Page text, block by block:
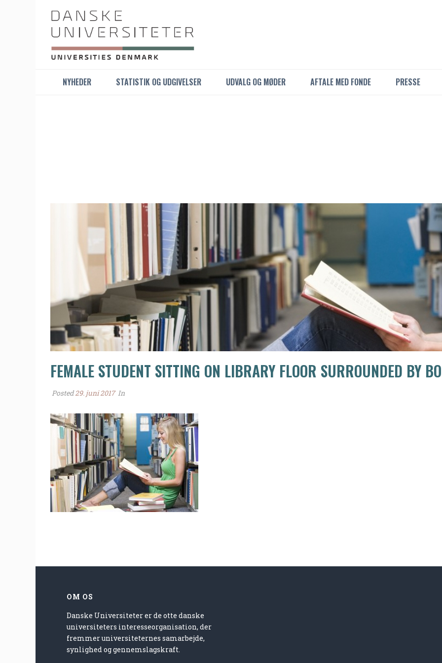
NYHEDER STATISTIK OG UDGIVELSER UDVALG OG MØDER AFTALE MED FONDE PRESSE
FEMALE STUDENT SITTING ON LIBRARY FLOOR SURROUNDED BY
Posted29. juni 2017 In
OM OS
Danske Universiteter er de otte danske
universiteters interesseorganisation, der
fremmer universiteternes samarbejde,
synlighed og gennemslagskraft.